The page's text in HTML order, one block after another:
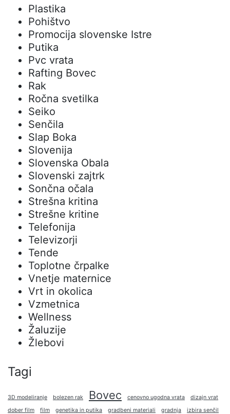
Plastika
Pohištvo
Promocija slovenske Istre
Putika
Pvc vrata
Rafting Bovec
Rak
Ročna svetilka
Seiko
Senčila
Slap Boka
Slovenija
Slovenska Obala
Slovenski zajtrk
Sončna očala
Strešna kritina
Strešne kritine
Telefonija
Televizorji
Tende
Toplotne črpalke
Vnetje maternice
Vrt in okolica
Vzmetnica
Wellness
Žaluzije
Žlebovi
Tagi
3D modeliranje bolezen rak Bovec cenovno ugodna vrata
dizajn vrat
dober film
film genetika in putika gradbeni materiali gradnja izbira senčil